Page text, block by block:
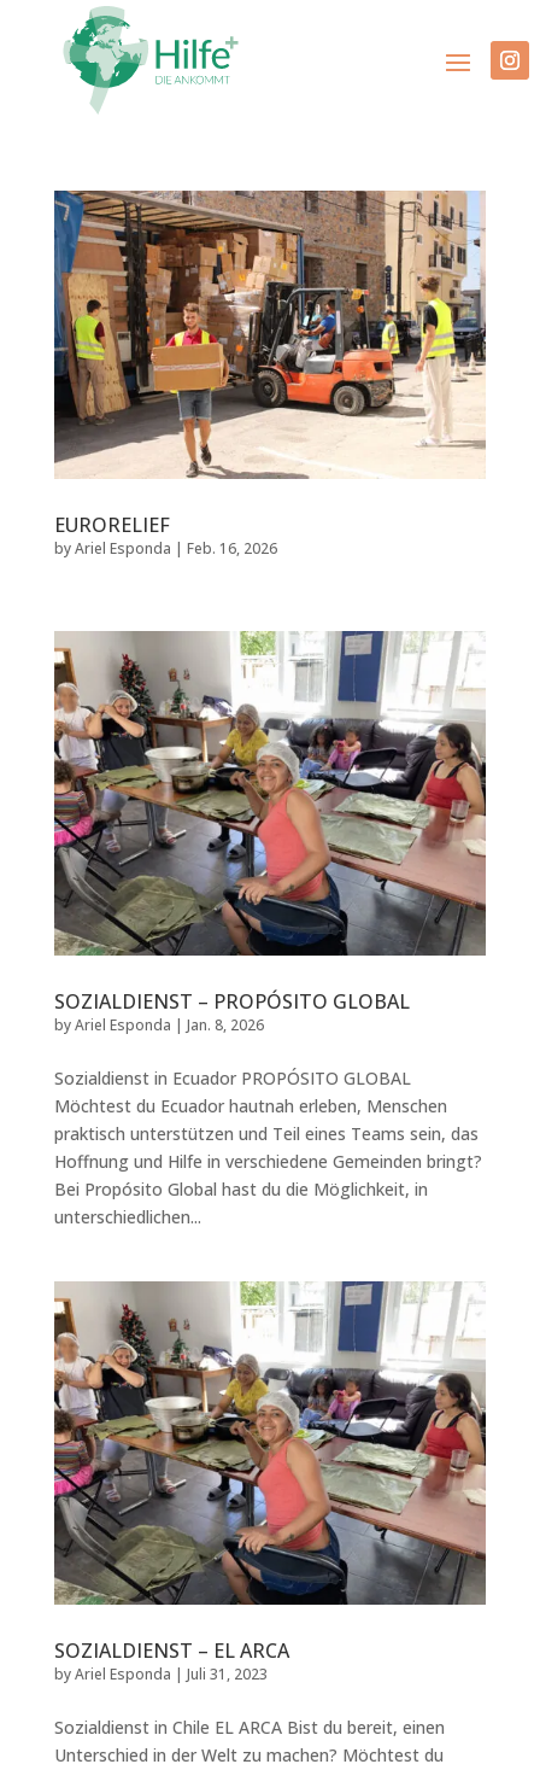
EURORELIEF
byAriel Esponda | Feb. 16, 2026
SOZIALDIENST – PROPÓSITO GLOBAL
byAriel Esponda | Jan. 8, 2026
Sozialdienst in Ecuador PROPÓSITO GLOBAL
Möchtest du Ecuador hautnah erleben, Menschen
praktisch unterstützen und Teil eines Teams sein, das
Hoffnung und Hilfe in verschiedene Gemeinden bringt?
Bei Propósito Global hast du die Möglichkeit, in
unterschiedlichen...
SOZIALDIENST – EL ARCA
byAriel Esponda Juli 31, 2023
Sozialdienst in Chile EL ARCA Bist du bereit, einen
Unterschied in der Welt zu machen? Möchtest du